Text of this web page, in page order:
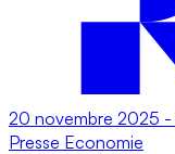
20 novembre 2025 -
Presse Economie